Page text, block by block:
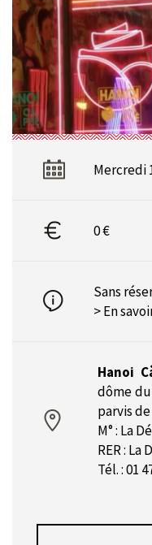
Mercredi
0 €
Sans
> En
Hanoi
dôme du
parvis
M° : La
RER : La
Tél. : 01